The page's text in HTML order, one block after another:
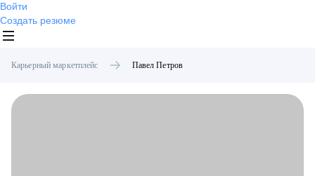
Войти
Создать резюме
Карьерный маркетплейс Павел Петров